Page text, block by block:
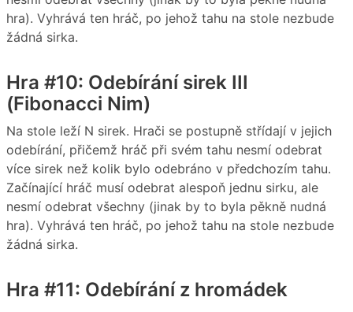
hra). Vyhrává ten hráč, po jehož tahu na stole nezbude
žádná sirka.
Hra #10: Odebírání sirek III
(Fibonacci Nim)
Na stole leží N sirek. Hrači se postupně střídají v jejich
odebírání, přičemž hráč při svém tahu nesmí odebrat
více sirek než kolik bylo odebráno v předchozím tahu.
Začínající hráč musí odebrat alespoň jednu sirku, ale
nesmí odebrat všechny (jinak by to byla pěkně nudná
hra). Vyhrává ten hráč, po jehož tahu na stole nezbude
žádná sirka.
Hra #11: Odebírání z hromádek